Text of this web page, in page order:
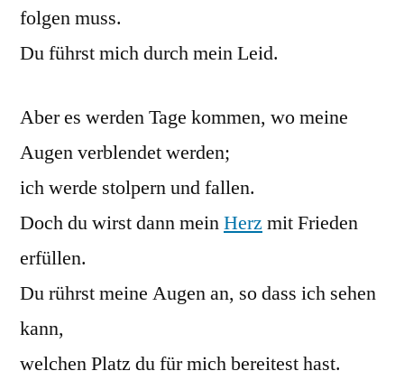
folgen muss.
Du führst mich durch mein Leid.
Aber es werden Tage kommen, wo meine
Augen verblendet werden;
ich werde stolpern und fallen.
Doch du wirst dann meinHerz mit Frieden
erfüllen.
Du rührst meine Augen an, so dass ich sehen
kann,
welchen Platz du für mich bereitest hast.